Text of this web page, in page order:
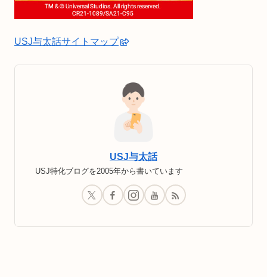
USJ与太話サイトマップ
USJ与太話
USJ特化ブログを2005年から書いています